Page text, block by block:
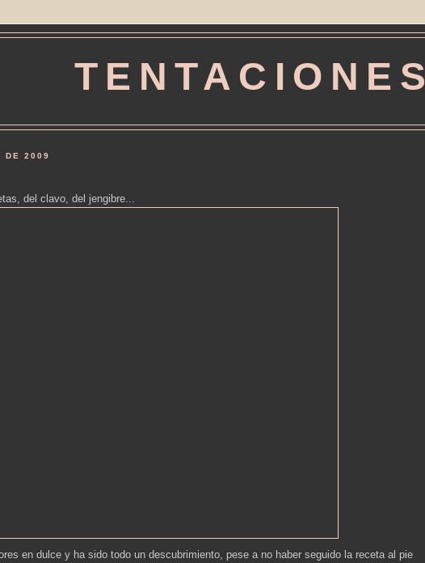
TENTACIONES
DE 2009
del clavo, del jengibre...
en dulce y ha sido todo un descubrimiento, pese a no haber seguido la receta al pie